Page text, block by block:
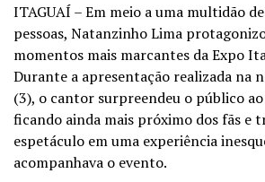
ITAGUAÍ – Em meio a uma multidão
pessoas, Natanzinho Lima
momentos mais marcantes da Expo
Durante a apresentação realizada na
(3), o cantor surpreendeu o público
ficando ainda mais próximo dos fãs e
espetáculo em uma experiência
acompanhava o evento.